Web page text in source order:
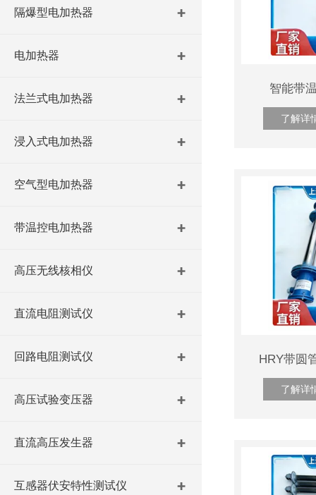
隔爆型电加热器
电加热器
法兰式电加热器
浸入式电加热器
空气型电加热器
带温控电加热器
高压无线核相仪
直流电阻测试仪
回路电阻测试仪
高压试验变压器
直流高压发生器
互感器伏安特性测试仪
智能带
了解详
HRY带圆
了解详